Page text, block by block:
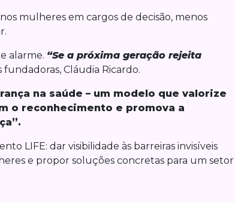
mulheres em cargos de decisão, menos
alarme. “Se a próxima geração rejeita
Cláudia Ricardo.
na saúde – um modelo que valorize
o reconhecimento e promova a
LIFE: dar visibilidade às barreiras invisíveis
e propor soluções concretas para um setor